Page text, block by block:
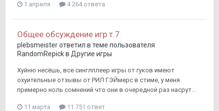
1 апреля 4 264 ответа
Общее обсуждение игр т.7
plebsmeisterответил в теме пользователя
RandomRepickв Другие игры
Хуйню несёшь, все синглплеер игры от гуков имеют
охуительные отзывы от РИЛ ГЭЙмерс в стиме, у меня
примерно ноль сомнений что они в очередной раз насрут...
11 марта 11 751 ответ